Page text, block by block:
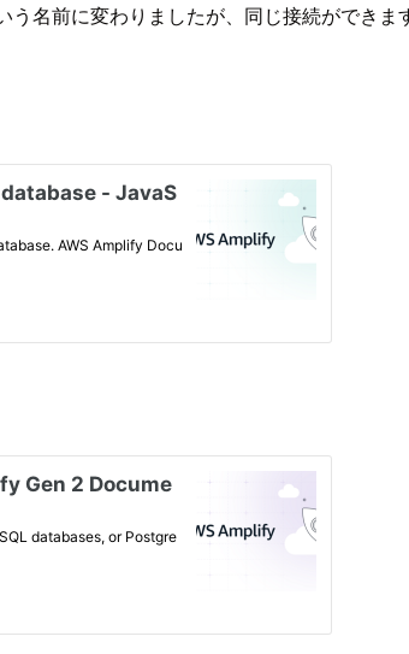
名前に変わりましたが、同じ接続ができ